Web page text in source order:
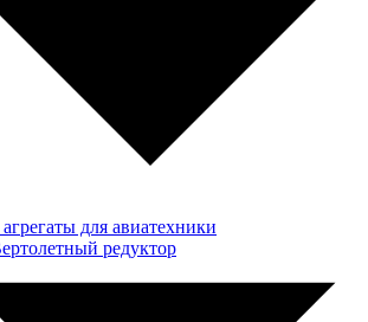
для авиатехники
редуктор